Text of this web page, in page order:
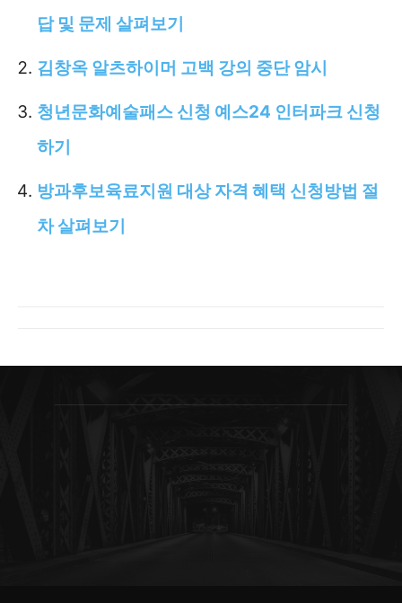
답 및 문제 살펴보기
김창옥 알츠하이머 고백 강의 중단 암시
청년문화예술패스 신청 예스24 인터파크 신청
하기
방과후보육료지원 대상 자격 혜택 신청방법 절
차 살펴보기